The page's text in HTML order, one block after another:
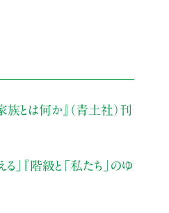
族とは何か』（青土社）刊
」
『階級と「私たち」のゆ